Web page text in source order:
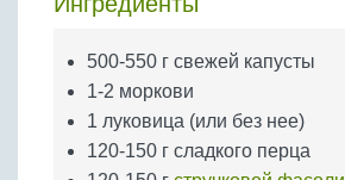
Бобовые
Крупы
500-550 г свежей капусты
1-2 моркови
1 луковица (или без нее)
120-150 г сладкого перца